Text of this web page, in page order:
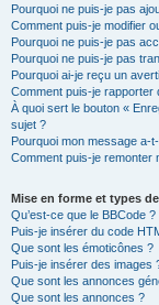
Pourquoi ne puis-je pas
Comment puis-je modifier
Pourquoi ne puis-je pas
Pourquoi ne puis-je pas
Pourquoi ai-je reçu un
Comment puis-je
À quoi sert le bouton «
sujet ?
Pourquoi mon message a-
Comment puis-je remonter
Mise en forme et types
Qu’est-ce que le BBCode ?
Puis-je insérer du code
Que sont les émoticônes ?
Puis-je insérer des images
Que sont les annonces
Que sont les annonces ?